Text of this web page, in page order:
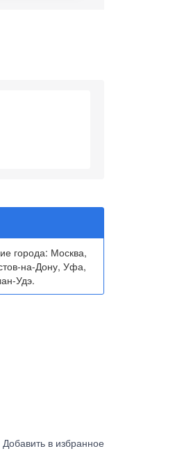
города: Москва,
на-Дону, Уфа,
Удэ.
Добавить в избранное